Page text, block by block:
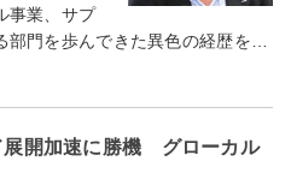
事業、サプ
部門を歩んできた異色の経歴を…
展開加速に勝機 グローカル